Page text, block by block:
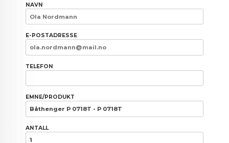
NAVN
E-POSTADRESSE
TELEFON
EMNE/PRODUKT
ANTALL